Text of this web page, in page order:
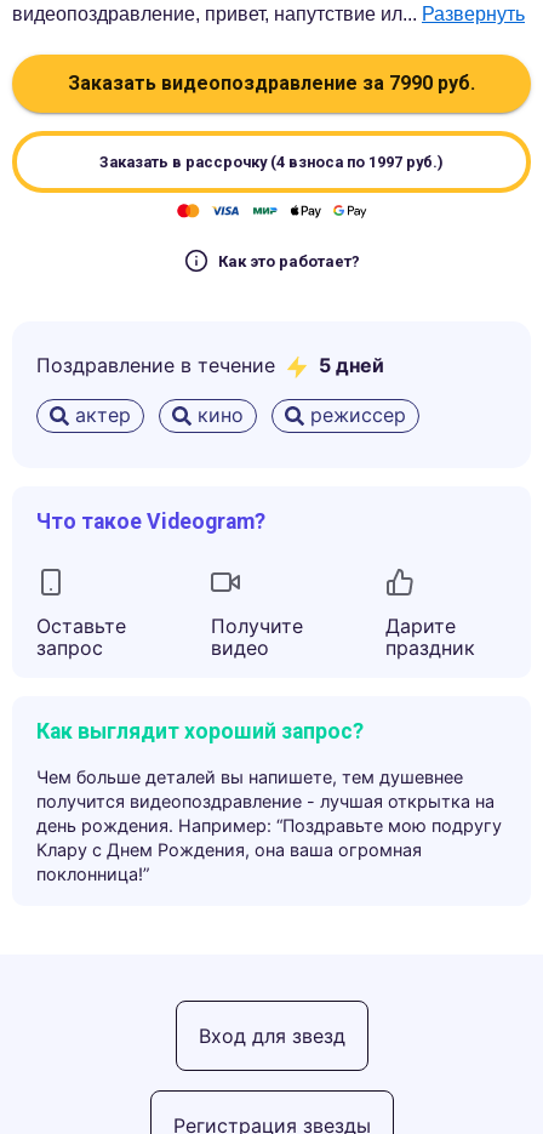
видеопоздравление, привет, напутствие ил... Развернуть
Заказать видеопоздравление за 7990 руб.
Заказать в рассрочку (4 взноса по 1997 руб.)
Как это работает?
Поздравление в течение 5 дней
актер кино режиссер
Что такое Videogram?
Оставьте
запрос
Получите
видео
Дарите
праздник
Как выглядит хороший запрос?
Чем больше деталей вы напишете, тем душевнее
получится видеопоздравление - лучшая открытка на
день рождения. Например: “Поздравьте мою подругу
Клару с Днем Рождения, она ваша огромная
поклонница!”
Регистрация звезды
Вход для звезд